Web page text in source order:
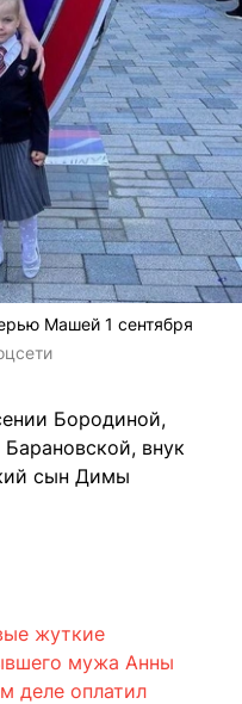
Машей 1 сентября
Бородиной,
внук
сын Димы
жуткие
мужа Анны
деле оплатил